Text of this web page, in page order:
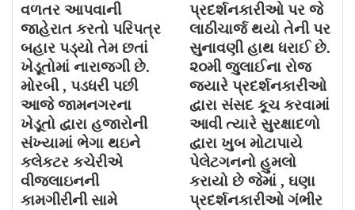
વળતર આપવાની
જાહેરાત કરતો પરિપત્ર
બહાર પડ્યો તેમ છતાં
ખેડૂતોમાં નારાજગી છે.
મોરબી , પડધરી પછી
આજે જામનગરના
ખેડૂતો દ્વારા હજારોની
સંખ્યામાં ભેગા થઇને
કલેકટર કચેરીએ
વીજલાઇનની
કામગીરીની સામે
પ્રદર્શનકારીઓ પર જે
લાઠીચાર્જ થયો તેની પર
સુનાવણી હાથ ધરાઈ છે.
૨૦મી જુલાઈના રોજ
જયારે પ્રદર્શનકારીઓ
દ્વારા સંસદ કૂચ કરવામાં
આવી ત્યારે સુરક્ષાદળો
દ્વારા ખુબ મોટાપાયે
પેલેટગનનો હુમલો
કરાયો છે જેમાં , ઘણા
પ્રદર્શનકારીઓ ગંભીર